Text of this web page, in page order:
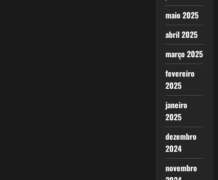
maio 2025
abril 2025
março 2025
fevereiro
2025
janeiro
2025
dezembro
2024
novembro